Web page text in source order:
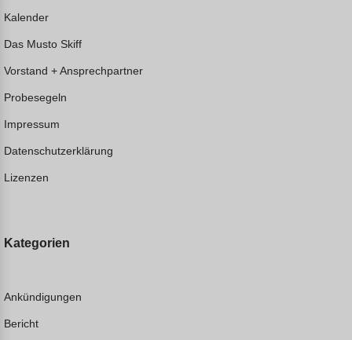
Kalender
Das Musto Skiff
Vorstand + Ansprechpartner
Probesegeln
Impressum
Datenschutzerklärung
Lizenzen
Kategorien
Ankündigungen
Bericht